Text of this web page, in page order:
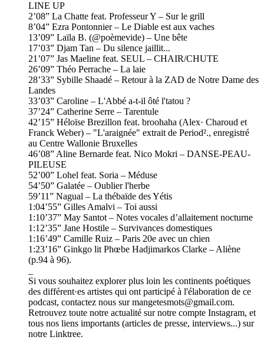
LINE UP
2’08” La Chatte feat. Professeur Y – Sur le grill
8’04” Ezra Pontonnier – Le Diable est aux vaches
13’09” Laïla B. (@poèmevide) – Une bête
17’03” Djam Tan – Du silence jaillit...
21’07” Jas Maeline feat. SEUL – CHAIR/CHUTE
26’09” Théo Perrache – La laie
28’33” Sybille Shaadé – Retour à la ZAD de Notre Dame des
Landes
33’03” Caroline – L'Abbé a-t-il ôté l'tatou ?
37’24” Catherine Serre – Tarentule
42’15” Héloïse Brezillon feat. broohaha (Alex· Charoud et
Franck Weber) – "L'araignée" extrait de Period²., enregistré
au Centre Wallonie Bruxelles
46’08” Aline Bernarde feat. Nico Mokri – DANSE-PEAU-
PILEUSE
52’00” Lohel feat. Soria – Méduse
54’50” Galatée – Oublier l'herbe
59’11” Nagual – La thébaïde des Yétis
1:04’55” Gilles Amalvi – Toi aussi
1:10’37” May Santot – Notes vocales d’allaitement nocturne
1:12’35” Jane Hostile – Survivances domestiques
1:16’49” Camille Ruiz – Paris 20e avec un chien
1:23’16” Ginkgo lit Phœbe Hadjimarkos Clarke – Aliène
(p.94 à 96).
Si vous souhaitez explorer plus loin les continents poétiques
des différent·es artistes qui ont participé à l'élaboration de ce
podcast, contactez nous sur mangetesmots@gmail.com.
Retrouvez toute notre actualité sur notre compte Instagram, et
tous nos liens importants (articles de presse, interviews...) sur
notre Linktree.